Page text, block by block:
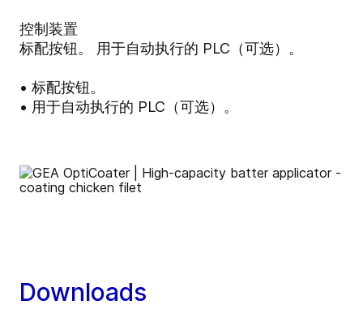
控制装置
标配按钮。 用于自动执行的 PLC（可选）。
• 标配按钮。
• 用于自动执行的 PLC（可选）。
Downloads